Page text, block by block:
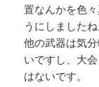
置なんかを色
うにしましたね
他の武器は気
いですし、大
はないです。